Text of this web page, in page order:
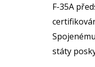
F-35A
státy